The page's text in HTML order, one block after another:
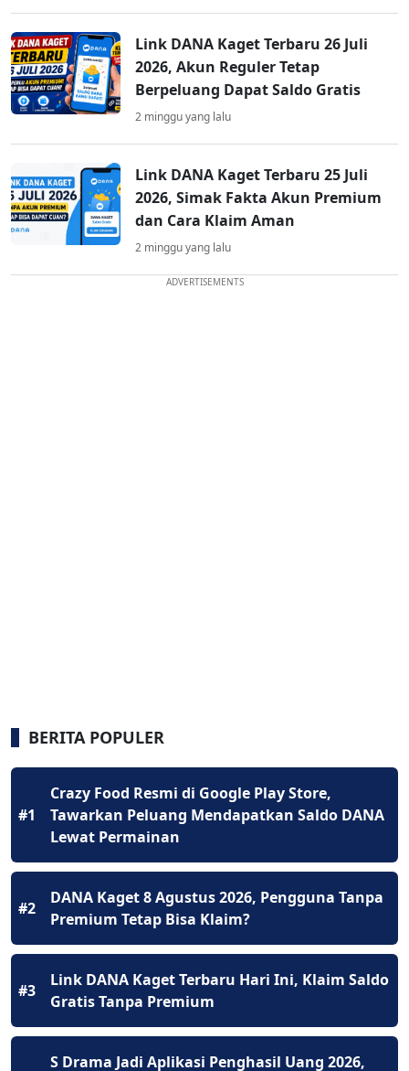
Link DANA Kaget Terbaru 26 Juli
2026, Akun Reguler Tetap
Berpeluang Dapat Saldo Gratis
2 minggu yang lalu
Link DANA Kaget Terbaru 25 Juli
2026, Simak Fakta Akun Premium
dan Cara Klaim Aman
2 minggu yang lalu
ADVERTISEMENTS
BERITA POPULER
#1
Crazy Food Resmi di Google Play Store,
Tawarkan Peluang Mendapatkan Saldo DANA
Lewat Permainan
#2
DANA Kaget 8 Agustus 2026, Pengguna Tanpa
Premium Tetap Bisa Klaim?
#3
Link DANA Kaget Terbaru Hari Ini, Klaim Saldo
Gratis Tanpa Premium
S Drama Jadi Aplikasi Penghasil Uang 2026,